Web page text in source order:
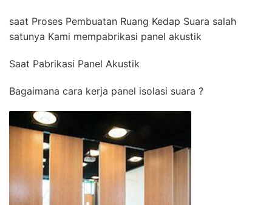
saat Proses Pembuatan Ruang Kedap Suara salah
satunya Kami mempabrikasi panel akustik
Saat Pabrikasi Panel Akustik
Bagaimana cara kerja panel isolasi suara ?